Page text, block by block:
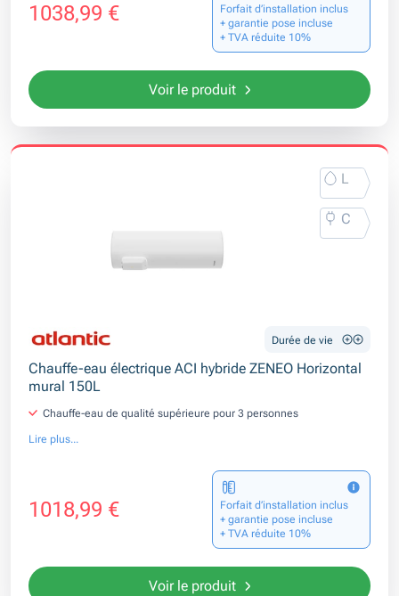
1038,99 €
Forfait d’installation inclus
+ garantie pose incluse
+ TVA réduite 10%
Voir le produit
L
C
Durée de vie
Chauffe-eau électrique ACI hybride ZENEO Horizontal
mural 150L
Chauffe-eau de qualité supérieure pour 3 personnes
Lire plus...
1018,99 €
Forfait d’installation inclus
+ garantie pose incluse
+ TVA réduite 10%
Voir le produit